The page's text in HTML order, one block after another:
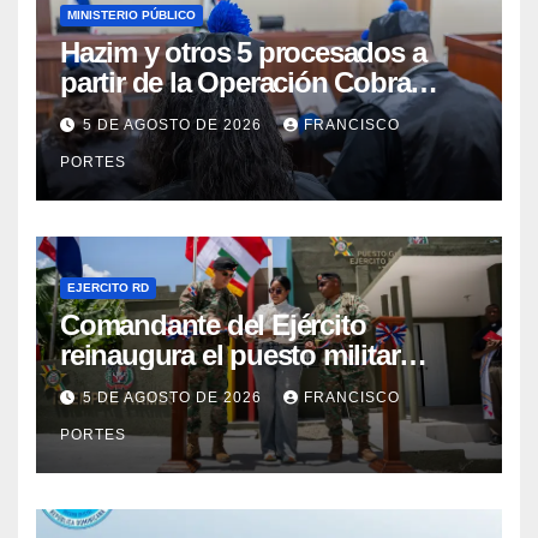
MINISTERIO PÚBLICO
Hazim y otros 5 procesados a
partir de la Operación Cobra
continuarán en prisión
5 DE AGOSTO DE 2026 FRANCISCO
PORTES
EJERCITO RD
Comandante del Ejército
reinaugura el puesto militar
Aniceto Martínez tras su
remodelación en Hondo Valle
5 DE AGOSTO DE 2026 FRANCISCO
PORTES